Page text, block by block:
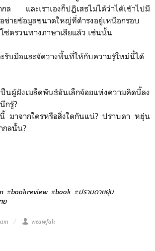
ล และเราเองก็ปฏิเสธไม่ได้ว่าได้เข้าไปมี
ข่ายข้อมูลขนาดใหญ่ที่ดำรงอยู่เหนือกรอบ
โซ่ตรวนทางภาษาเสียแล้ว เช่นนั้น
ะรับมือและจัดวางพื้นที่ให้กับความรู้ใหม่นี้ได้
ผู้ฝังเมล็ดพันธ์อันเล็กจ้อยแห่งความคิดนี้ลง
กรู้?
มาจากใครหรือสิ่งใดกันแน่? ปราบดา หยุ่น
กลนั้น?
#bookreview #book #ปราบดาหยุ่น
ย
weawfah